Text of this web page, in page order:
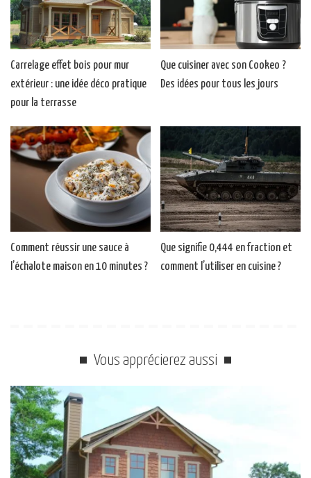
Carrelage effet bois pour mur
extérieur : une idée déco pratique
pour la terrasse
Que cuisiner avec son Cookeo ?
Des idées pour tous les jours
Comment réussir une sauce à
l’échalote maison en 10 minutes ?
Que signifie 0,444 en fraction et
comment l’utiliser en cuisine ?
Vous apprécierez aussi